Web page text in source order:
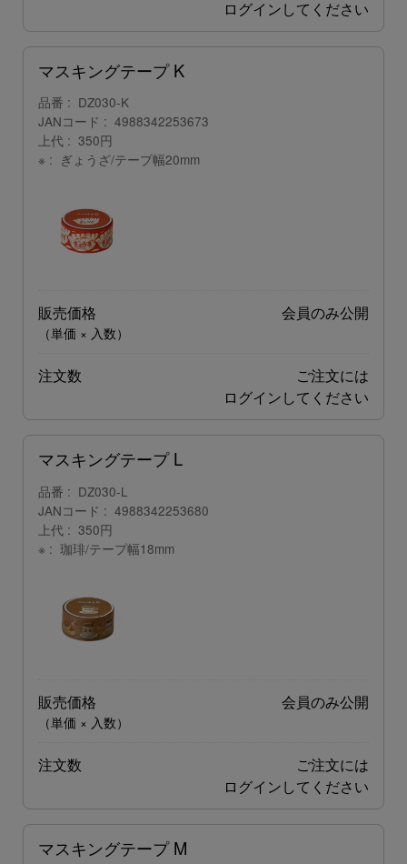
ログインしてください
マスキングテープ K
品番
DZ030-K
JANコード
4988342253673
上代
350円
※
ぎょうざ/テープ幅20mm
販売価格
（単価 × 入数）
会員のみ公開
注文数
ご注文には
ログインしてください
マスキングテープ L
品番
DZ030-L
JANコード
4988342253680
上代
350円
※
珈琲/テープ幅18mm
販売価格
（単価 × 入数）
会員のみ公開
注文数
ご注文には
ログインしてください
マスキングテープ M